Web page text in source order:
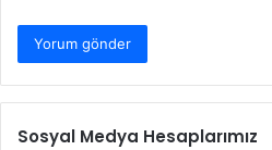
Sosyal Medya Hesaplarımız